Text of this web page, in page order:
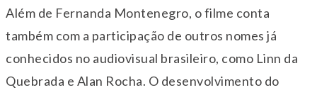
Além de Fernanda Montenegro, o filme conta
também com a participação de outros nomes já
conhecidos no audiovisual brasileiro, como Linn da
Quebrada e Alan Rocha. O desenvolvimento do